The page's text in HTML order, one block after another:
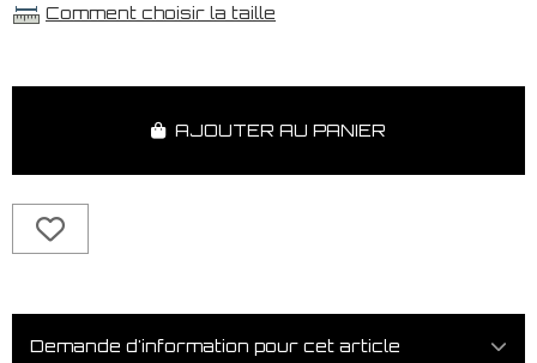
Comment choisir la taille
AJOUTER AU PANIER
Demande d'information pour cet article